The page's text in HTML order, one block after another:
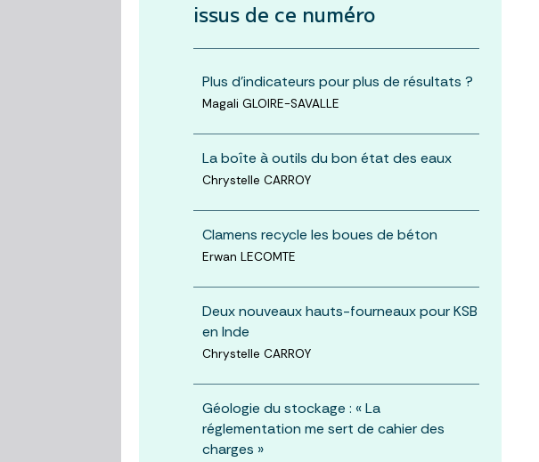
issus de ce numéro
Plus d'indicateurs pour plus de résultats ?
Magali GLOIRE-SAVALLE
La boîte à outils du bon état des eaux
Chrystelle CARROY
Clamens recycle les boues de béton
Erwan LECOMTE
Deux nouveaux hauts-fourneaux pour KSB
en Inde
Chrystelle CARROY
Géologie du stockage : « La
réglementation me sert de cahier des
charges »